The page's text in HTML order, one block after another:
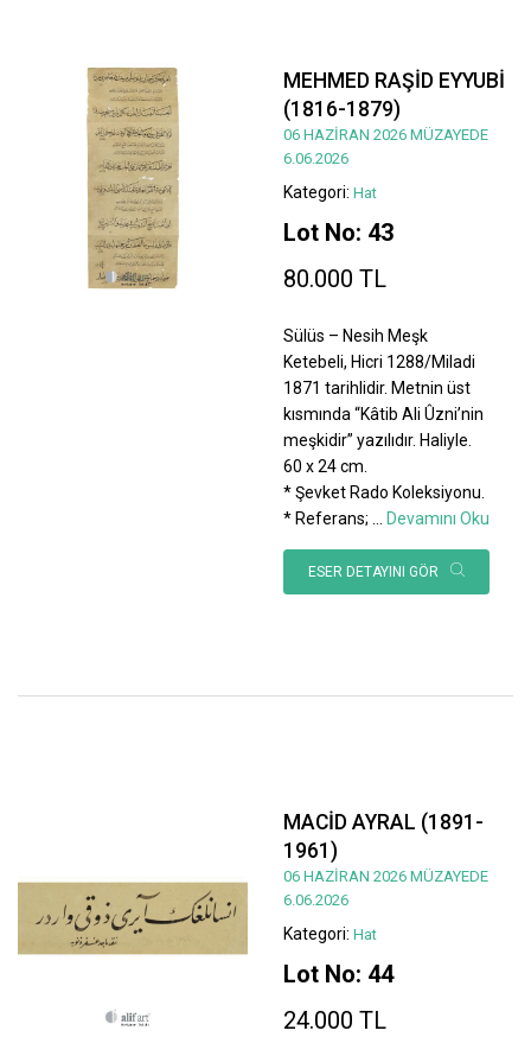
MEHMED RAŞİD EYYUBİ
(1816-1879)
06 HAZİRAN 2026 MÜZAYEDE
6.06.2026
Kategori: Hat
Lot No: 43
80.000 TL
Sülüs – Nesih Meşk
Ketebeli, Hicri 1288/Miladi
1871 tarihlidir. Metnin üst
kısmında “Kâtib Ali Ûzni’nin
meşkidir” yazılıdır. Haliyle.
60 x 24 cm.
* Şevket Rado Koleksiyonu.
* Referans;
Devamını Oku
ESER DETAYINI GÖR
MACİD AYRAL (1891-
1961)
06 HAZİRAN 2026 MÜZAYEDE
6.06.2026
Kategori: Hat
Lot No: 44
24.000 TL